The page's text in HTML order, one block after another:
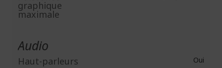
graphique
maximale
Audio
Haut-parleurs Oui